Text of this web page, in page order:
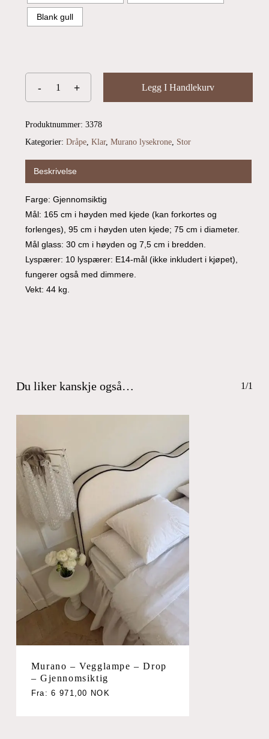
Du har ingen produkter i handlekurven.
Go To Shop
Blank gull
Legg I Handlekurv
Produktnummer: 3378
Kategorier: Dråpe, Klar, Murano lysekrone, Stor
Beskrivelse
Farge: Gjennomsiktig
Mål: 165 cm i høyden med kjede (kan forkortes og
forlenges), 95 cm i høyden uten kjede; 75 cm i diameter.
Mål glass: 30 cm i høyden og 7,5 cm i bredden.
Lyspærer: 10 lyspærer: E14-mål (ikke inkludert i kjøpet),
fungerer også med dimmere.
Vekt: 44 kg.
Du liker kanskje også… 1/1
Murano – Vegglampe – Drop
– Gjennomsiktig
Fra:6 971,00 NOK